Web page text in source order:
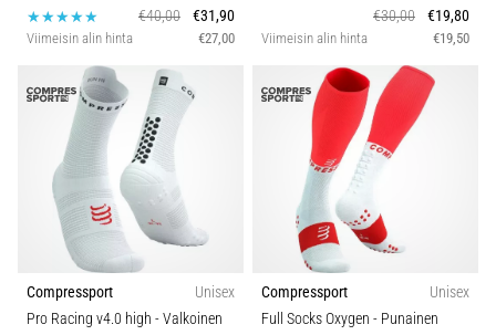
€40,00
€31,90
Viimeisin alin hinta €27,00
€30,00
€19,80
Viimeisin alin hinta €19,50
Compressport
Unisex
Pro Racing v4.0 high - Valkoinen
Compressport
Unisex
Full Socks Oxygen - Punainen